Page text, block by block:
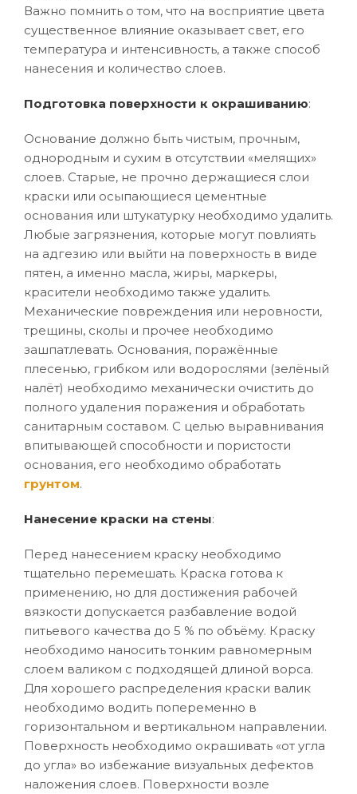
Важно помнить о том, что на восприятие цвета
существенное влияние оказывает свет, его
температура и интенсивность, а также способ
нанесения и количество слоев.
Подготовка поверхности к окрашиванию:
Основание должно быть чистым, прочным,
однородным и сухим в отсутствии «мелящих»
слоев. Старые, не прочно держащиеся слои
краски или осыпающиеся цементные
основания или штукатурку необходимо удалить.
Любые загрязнения, которые могут повлиять
на адгезию или выйти на поверхность в виде
пятен, а именно масла, жиры, маркеры,
красители необходимо также удалить.
Механические повреждения или неровности,
трещины, сколы и прочее необходимо
зашпатлевать. Основания, поражённые
плесенью, грибком или водорослями (зелёный
налёт) необходимо механически очистить до
полного удаления поражения и обработать
санитарным составом. С целью выравнивания
впитывающей способности и пористости
основания, его необходимо обработать
грунтом.
Нанесение краски на стены:
Перед нанесением краску необходимо
тщательно перемешать. Краска готова к
применению, но для достижения рабочей
вязкости допускается разбавление водой
питьевого качества до 5 % по объёму. Краску
необходимо наносить тонким равномерным
слоем валиком с подходящей длиной ворса.
Для хорошего распределения краски валик
необходимо водить попеременно в
горизонтальном и вертикальном направлении.
Поверхность необходимо окрашивать «от угла
до угла» во избежание визуальных дефектов
наложения слоев. Поверхности возле